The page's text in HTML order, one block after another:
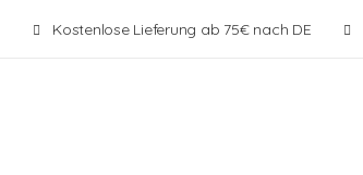
Kostenlose Lieferung ab 75€ nach DE